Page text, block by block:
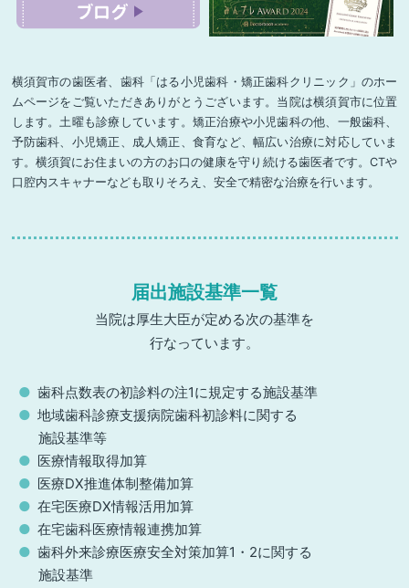
横須賀市の歯医者、歯科「はる小児歯科・矯正歯科クリニック」のホー
ムページをご覧いただきありがとうございます。当院は横須賀市に位置
します。土曜も診療しています。矯正治療や小児歯科の他、一般歯科、
予防歯科、小児矯正、成人矯正、食育など、幅広い治療に対応していま
す。横須賀にお住まいの方のお口の健康を守り続ける歯医者です。CTや
口腔内スキャナーなども取りそろえ、安全で精密な治療を行います。
届出施設基準一覧
当院は厚生大臣が定める次の基準を
行なっています。
歯科点数表の初診料の注1に規定する施設基準
地域歯科診療支援病院歯科初診料に関する
施設基準等
医療情報取得加算
医療DX推進体制整備加算
在宅医療DX情報活用加算
在宅歯科医療情報連携加算
歯科外来診療医療安全対策加算1・2に関する
施設基準